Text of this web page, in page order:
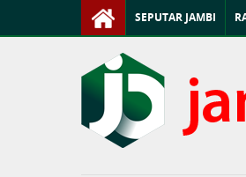
SEPUTAR JAMBI